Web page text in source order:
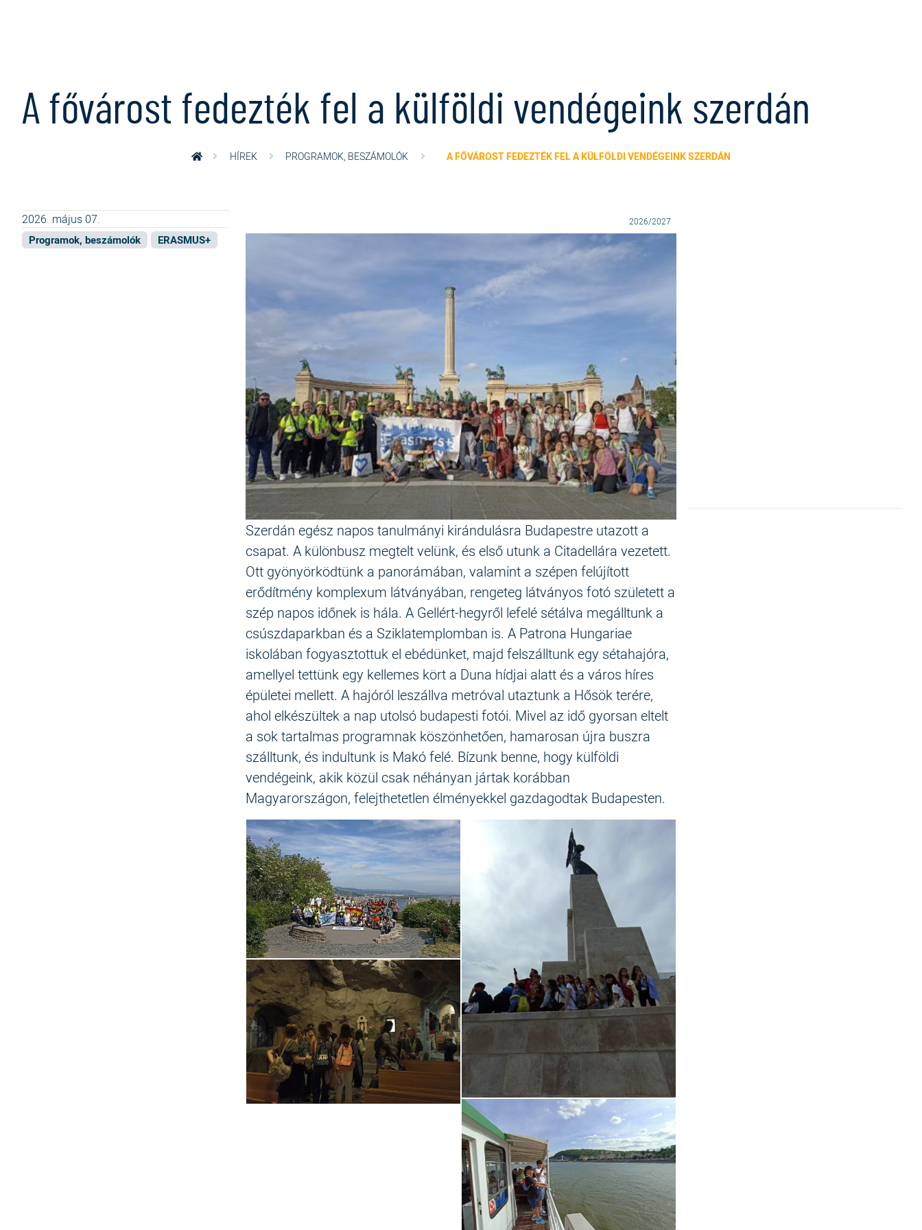
A fővárost fedezték fel a külföldi vendégeink szerdán
HÍREK PROGRAMOK, BESZÁMOLÓK A FŐVÁROST FEDEZTÉK FEL A KÜLFÖLDI VENDÉGEINK SZERDÁN
2026/2027
Szerdán egész napos tanulmányi kirándulásra Budapestre utazott a
csapat. A különbusz megtelt velünk, és első utunk a Citadellára vezetett.
Ott gyönyörködtünk a panorámában, valamint a szépen felújított
erődítmény komplexum látványában, rengeteg látványos fotó született a
szép napos időnek is hála. A Gellért-hegyről lefelé sétálva megálltunk a
csúszdaparkban és a Sziklatemplomban is. A Patrona Hungariae
iskolában fogyasztottuk el ebédünket, majd felszálltunk egy sétahajóra,
amellyel tettünk egy kellemes kört a Duna hídjai alatt és a város híres
épületei mellett. A hajóról leszállva metróval utaztunk a Hősök terére,
ahol elkészültek a nap utolsó budapesti fotói. Mivel az idő gyorsan eltelt
a sok tartalmas programnak köszönhetően, hamarosan újra buszra
szálltunk, és indultunk is Makó felé. Bízunk benne, hogy külföldi
vendégeink, akik közül csak néhányan jártak korábban
Magyarországon, felejthetetlen élményekkel gazdagodtak Budapesten.
2026. május 07.
Programok, beszámolók ERASMUS+